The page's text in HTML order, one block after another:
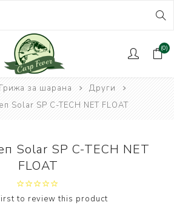
(0)
Грижа за шарана
Други
Solar SP C-TECH NET FLOAT
Solar SP C-TECH NET
FLOAT
to review this product